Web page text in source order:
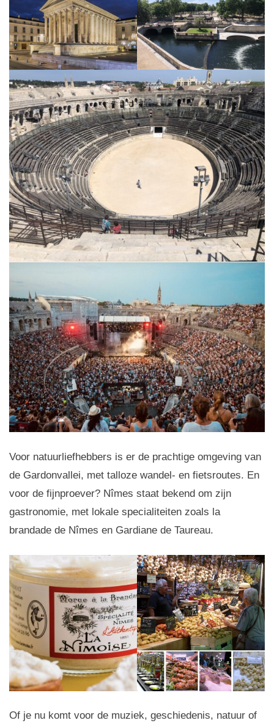
Voor natuurliefhebbers is er de prachtige omgeving van
de Gardonvallei, met talloze wandel- en fietsroutes. En
voor de fijnproever? Nîmes staat bekend om zijn
gastronomie, met lokale specialiteiten zoals la
brandade de Nîmes en Gardiane de Taureau.
Of je nu komt voor de muziek, geschiedenis, natuur of